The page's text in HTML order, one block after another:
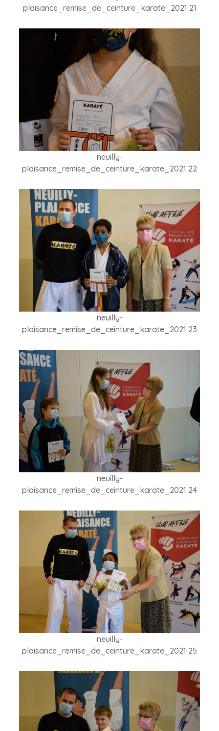
plaisance_remise_de_ceinture_karate_2021 21
neuilly-
plaisance_remise_de_ceinture_karate_2021 22
neuilly-
plaisance_remise_de_ceinture_karate_2021 23
neuilly-
plaisance_remise_de_ceinture_karate_2021 24
neuilly-
plaisance_remise_de_ceinture_karate_2021 25